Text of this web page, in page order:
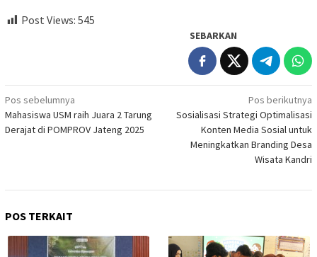
Post Views: 545
SEBARKAN
Navigasi
pos
Pos sebelumnya
Mahasiswa USM raih Juara 2 Tarung
Derajat di POMPROV Jateng 2025
Pos berikutnya
Sosialisasi Strategi Optimalisasi
Konten Media Sosial untuk
Meningkatkan Branding Desa
Wisata Kandri
POS TERKAIT